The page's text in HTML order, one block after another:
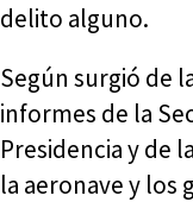
delito alguno.
Según surgió de
informes de la
Presidencia y de
la aeronave y los